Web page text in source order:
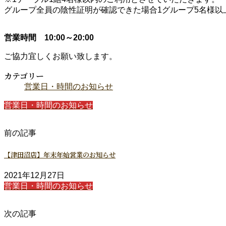
グループ全員の陰性証明が確認できた場合1グループ5名様以
営業時間 10:00～20:00
ご協力宜しくお願い致します。
カテゴリー
営業日・時間のお知らせ
営業日・時間のお知らせ
前の記事
【津田沼店】年末年始営業のお知らせ
2021年12月27日
営業日・時間のお知らせ
次の記事